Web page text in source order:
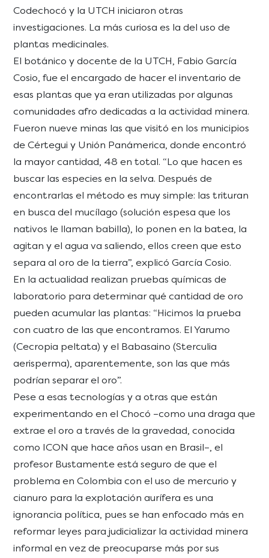
Codechocó y la UTCH iniciaron otras
investigaciones. La más curiosa es la del uso de
plantas medicinales.
El botánico y docente de la UTCH, Fabio García
Cosio, fue el encargado de hacer el inventario de
esas plantas que ya eran utilizadas por algunas
comunidades afro dedicadas a la actividad minera.
Fueron nueve minas las que visitó en los municipios
de Cértegui y Unión Panámerica, donde encontró
la mayor cantidad, 48 en total. “Lo que hacen es
buscar las especies en la selva. Después de
encontrarlas el método es muy simple: las trituran
en busca del mucílago (solución espesa que los
nativos le llaman babilla), lo ponen en la batea, la
agitan y el agua va saliendo, ellos creen que esto
separa al oro de la tierra”, explicó García Cosio.
En la actualidad realizan pruebas químicas de
laboratorio para determinar qué cantidad de oro
pueden acumular las plantas: “Hicimos la prueba
con cuatro de las que encontramos. El Yarumo
(Cecropia peltata) y el Babasaino (Sterculia
aerisperma), aparentemente, son las que más
podrían separar el oro”.
Pese a esas tecnologías y a otras que están
experimentando en el Chocó –como una draga que
extrae el oro a través de la gravedad, conocida
como ICON que hace años usan en Brasil–, el
profesor Bustamente está seguro de que el
problema en Colombia con el uso de mercurio y
cianuro para la explotación aurífera es una
ignorancia política, pues se han enfocado más en
reformar leyes para judicializar la actividad minera
informal en vez de preocuparse más por sus